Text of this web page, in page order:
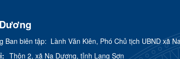
Ban biên tập: Lành Văn Kiên, Phó Chủ tịch UBND xã
Thôn 2, xã Na Dương, tỉnh Lạng Sơn